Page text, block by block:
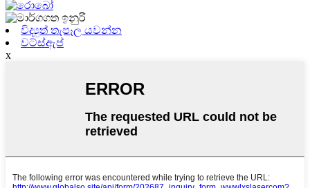
විද්‍යුත් තැපෑල යවන්න
වට්ස්ඇප්
x